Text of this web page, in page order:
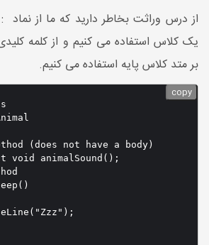
از درس وراثت بخاطر دارید که ما از نماد
بر متد کلاس پایه استفاده می کنیم.
(does not have a body)
void animalSound();
copy